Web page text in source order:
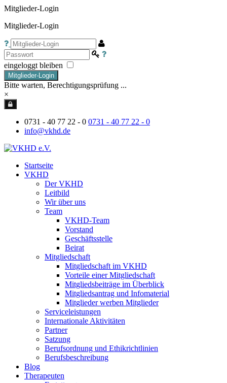
Mitglieder-Login
Mitglieder-Login
eingeloggt bleiben
Mitglieder-Login
Bitte warten, Berechtigungsprüfung ...
×
0731 - 40 77 22 - 0 0731 - 40 77 22 - 0
info@vkhd.de
Startseite
VKHD
Der VKHD
Leitbild
Wir über uns
Team
VKHD-Team
Vorstand
Geschäftsstelle
Beirat
Mitgliedschaft
Mitgliedschaft im VKHD
Vorteile einer Mitgliedschaft
Mitgliedsbeiträge im Überblick
Mitgliedsantrag und Infomaterial
Mitglieder werben Mitglieder
Serviceleistungen
Internationale Aktivitäten
Partner
Satzung
Berufsordnung und Ethikrichtlinien
Berufsbeschreibung
Blog
Therapeuten